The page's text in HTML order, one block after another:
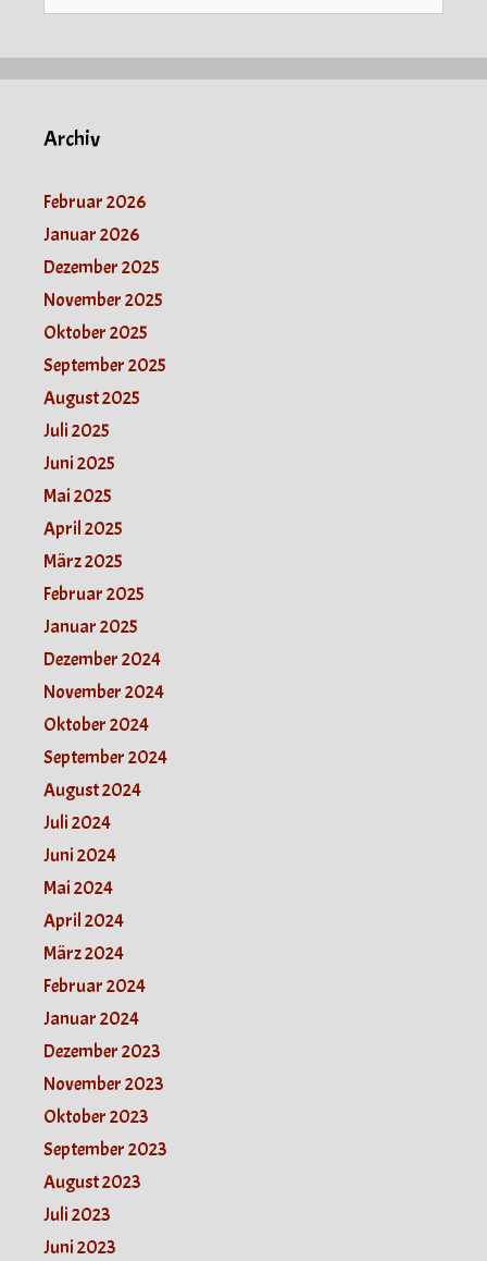
Archiv
Februar 2026
Januar 2026
Dezember 2025
November 2025
Oktober 2025
September 2025
August 2025
Juli 2025
Juni 2025
Mai 2025
April 2025
März 2025
Februar 2025
Januar 2025
Dezember 2024
November 2024
Oktober 2024
September 2024
August 2024
Juli 2024
Juni 2024
Mai 2024
April 2024
März 2024
Februar 2024
Januar 2024
Dezember 2023
November 2023
Oktober 2023
September 2023
August 2023
Juli 2023
Juni 2023